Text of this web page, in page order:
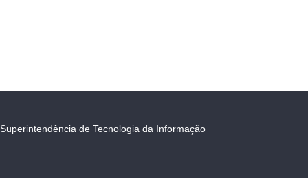
Superintendência de Tecnologia da Informação